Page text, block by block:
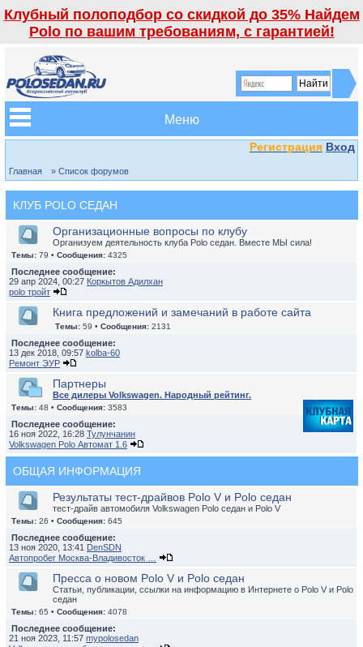
Клубный полоподбор со скидкой до 35% Найдем
Polo по вашим требованиям, с гарантией!
Меню
Регистрация Вход
Главная » Список форумов
КЛУБ POLO СЕДАН
Организационные вопросы по клубу
Организуем деятельность клуба Polo седан. Вместе МЫ сила!
Темы: 79 • Сообщения: 4325
Последнее сообщение:
29 апр 2024, 00:27 Коркытов Адилхан
polo тройт
Книга предложений и замечаний в работе сайта
Темы: 59 • Сообщения: 2131
Последнее сообщение:
13 дек 2018, 09:57 kolba-60
Ремонт ЭУР
Партнеры
Все дилеры Volkswagen. Народный рейтинг.
Темы: 48 • Сообщения: 3583
Последнее сообщение:
16 ноя 2022, 16:28 Тулунчанин
Volkswagen Polo Автомат 1.6
ОБЩАЯ ИНФОРМАЦИЯ
Результаты тест-драйвов Polo V и Polo седан
тест-драйв автомобиля Volkswagen Polo седан и Polo V
Темы: 26 • Сообщения: 645
Последнее сообщение:
13 ноя 2020, 13:41 DenSDN
Автопробег Москва-Владивосток …
Пресса о новом Polo V и Polo седан
Статьи, публикации, ссылки на информацию в Интернете о Polo V и Polo
седан
Темы: 65 • Сообщения: 4078
Последнее сообщение:
21 ноя 2023, 11:57 mypolosedan